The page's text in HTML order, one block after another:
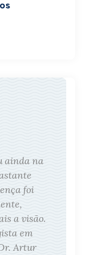
ainda na
foi
a visão.
em
Artur